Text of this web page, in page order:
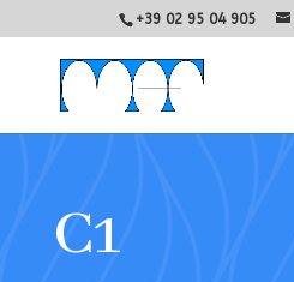
+39 02 95 04 905
C1